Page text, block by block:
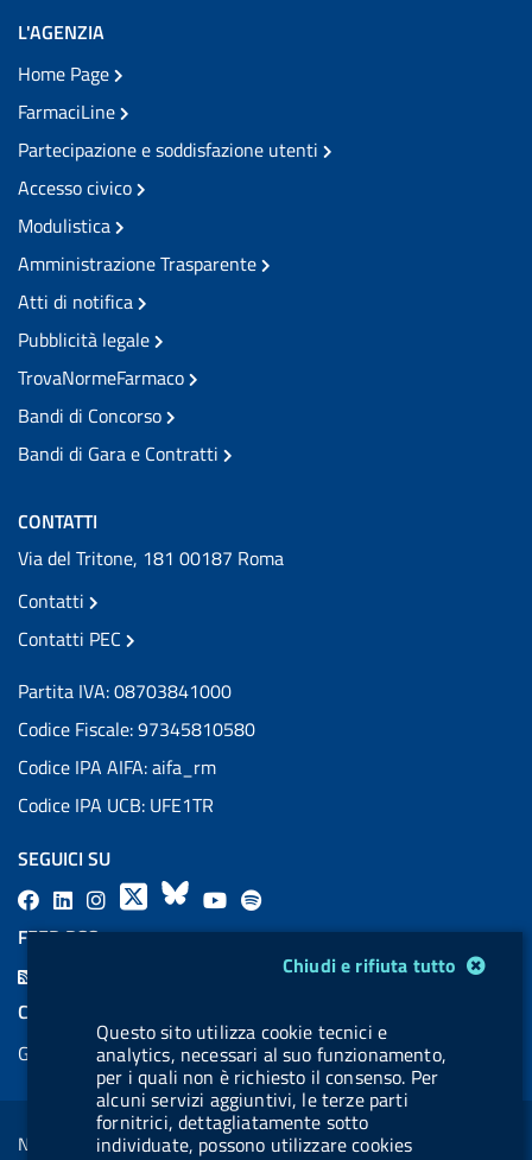
Chiudi e rifiuta tutto
Questo sito utilizza cookie tecnici e
analytics, necessari al suo funzionamento,
per i quali non è richiesto il consenso. Per
alcuni servizi aggiuntivi, le terze parti
fornitrici, dettagliatamente sotto
individuate, possono utilizzare cookies
L'AGENZIA
Home Page
FarmaciLine
Partecipazione e soddisfazione utenti
Accesso civico
Modulistica
Amministrazione Trasparente
Atti di notifica
Pubblicità legale
TrovaNormeFarmaco
Bandi di Concorso
Bandi di Gara e Contratti
CONTATTI
Via del Tritone, 181 00187 Roma
Contatti
Contatti PEC
Partita IVA: 08703841000
Codice Fiscale: 97345810580
Codice IPA AIFA: aifa_rm
Codice IPA UCB: UFE1TR
SEGUICI SU
F
a
L
i
a
l
.
b
u
t
X
B
l
s
k
y
Y
o
u
b
e
l
a
l
.
b
u
t
FEED RSS
COOKIES
Gestione cookie
Sezione Link Utili
Note legali